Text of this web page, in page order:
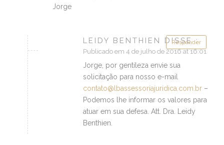
Jorge
Responder
LEIDY BENTHIEN DISSE :
Publicado em 4 de julho de 2016 at 16:01
Jorge, por gentileza envie sua
solicitação para nosso e-mail
contato@lbassessoriajuridica.com.br –
Podemos lhe informar os valores para
atuar em sua defesa. Att. Dra. Leidy
Benthien.